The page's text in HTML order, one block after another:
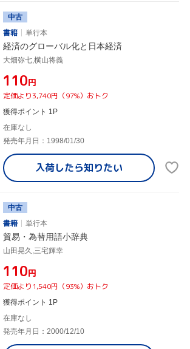
中古
書籍
単行本
経済のグローバル化と日本経済
大畑弥七,横山将義
¥110円
定価より3,740円（97%）おトク
獲得ポイント 1P
在庫なし
発売年月日：1998/01/30
入荷したら知りたい
中古
書籍
単行本
貿易・為替用語小辞典
山田晃久,三宅輝幸
¥110円
定価より1,540円（93%）おトク
獲得ポイント 1P
在庫なし
発売年月日：2000/12/10